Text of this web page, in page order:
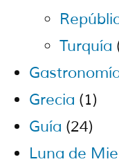
Turquía
Grecia (1)
Guía (24)
Luna de